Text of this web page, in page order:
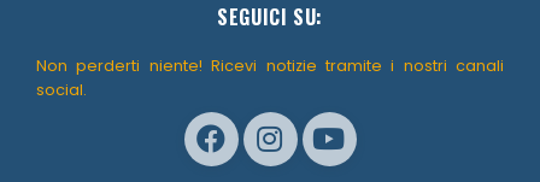
SEGUICI SU:
Non perderti niente! Ricevi notizie tramite i nostri canali
social.